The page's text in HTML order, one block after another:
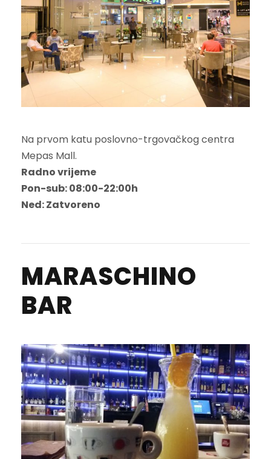
Na prvom katu poslovno-trgovačkog centra
Mepas Mall.
Radno vrijeme
Pon-sub: 08:00-22:00h
Ned: Zatvoreno
MARASCHINO
BAR